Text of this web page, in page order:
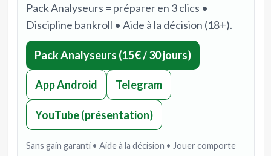
Pack Analyseurs = préparer en 3 clics •
Discipline bankroll • Aide à la décision (18+).
Pack Analyseurs (15€ / 30 jours)
App Android Telegram
YouTube (présentation)
Sans gain garanti • Aide à la décision • Jouer comporte